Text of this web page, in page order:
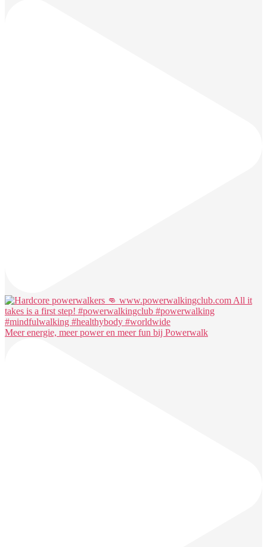
Meer energie, meer power en meer fun bij Powerwalk